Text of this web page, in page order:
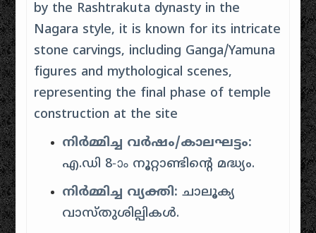
by the Rashtrakuta dynasty in the
Nagara style, it is known for its intricate
stone carvings, including Ganga/Yamuna
figures and mythological scenes,
representing the final phase of temple
construction at the site
നിർമ്മിച്ച വർഷം/കാലഘട്ടം:
എ.ഡി 8-ാം നൂറ്റാണ്ടിന്റെ മദ്ധ്യം.
നിർമ്മിച്ച വ്യക്തി: ചാലൂക്യ
വാസ്തുശില്പികൾ.